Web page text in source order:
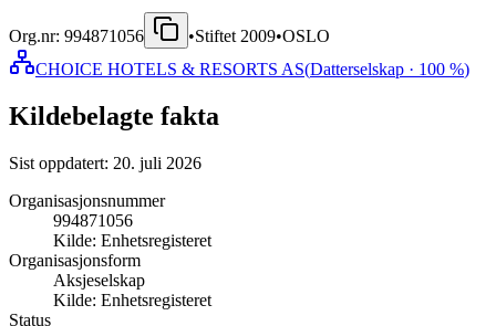
Org.nr: 994871056 •Stiftet 2009•OSLO
CHOICE HOTELS & RESORTS AS(Datterselskap · 100 %)
Kildebelagte fakta
Sist oppdatert: 20. juli 2026
Organisasjonsnummer
994871056
Kilde: Enhetsregisteret
Organisasjonsform
Aksjeselskap
Kilde: Enhetsregisteret
Status